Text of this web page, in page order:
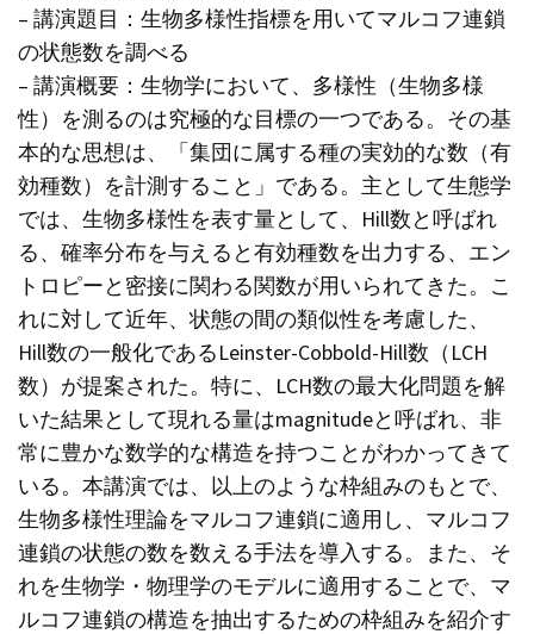
– 講演題目：生物多様性指標を用いてマルコフ連鎖
の状態数を調べる
– 講演概要：生物学において、多様性（生物多様
性）を測るのは究極的な目標の一つである。その基
本的な思想は、「集団に属する種の実効的な数（有
効種数）を計測すること」である。主として生態学
では、生物多様性を表す量として、Hill数と呼ばれ
る、確率分布を与えると有効種数を出力する、エン
トロピーと密接に関わる関数が用いられてきた。こ
れに対して近年、状態の間の類似性を考慮した、
Hill数の一般化であるLeinster-Cobbold-Hill数（LCH
数）が提案された。特に、LCH数の最大化問題を解
いた結果として現れる量はmagnitudeと呼ばれ、非
常に豊かな数学的な構造を持つことがわかってきて
いる。本講演では、以上のような枠組みのもとで、
生物多様性理論をマルコフ連鎖に適用し、マルコフ
連鎖の状態の数を数える手法を導入する。また、そ
れを生物学・物理学のモデルに適用することで、マ
ルコフ連鎖の構造を抽出するための枠組みを紹介す